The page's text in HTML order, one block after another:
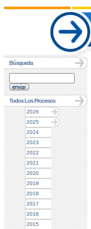
Búsqueda
Todos Los Procesos
2026
2025
2024
2023
2022
2021
2020
2019
2018
2017
2016
2015